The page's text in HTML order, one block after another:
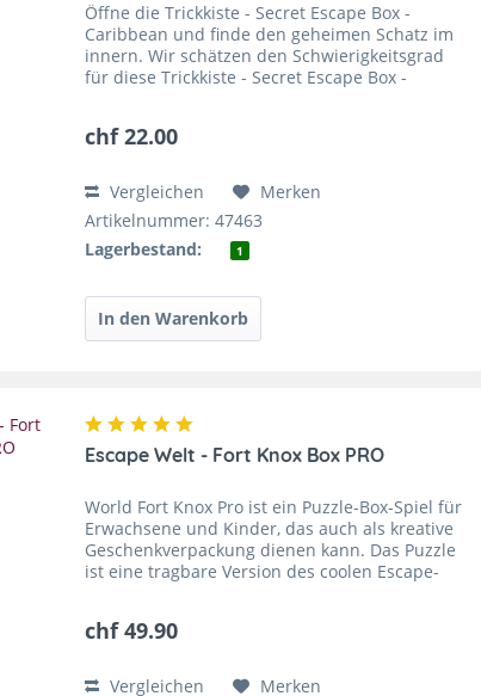
Öffne die Trickkiste - Secret Escape Box -
Caribbean und finde den geheimen Schatz im
innern. Wir schätzen den Schwierigkeitsgrad
für diese Trickkiste - Secret Escape Box -
chf 22.00
Vergleichen
Merken
Artikelnummer: 47463
Lagerbestand:
1
Escape Welt - Fort Knox Box PRO
World Fort Knox Pro ist ein Puzzle-Box-Spiel für
Erwachsene und Kinder, das auch als kreative
Geschenkverpackung dienen kann. Das Puzzle
ist eine tragbare Version des coolen Escape-
chf 49.90
Vergleichen Merken